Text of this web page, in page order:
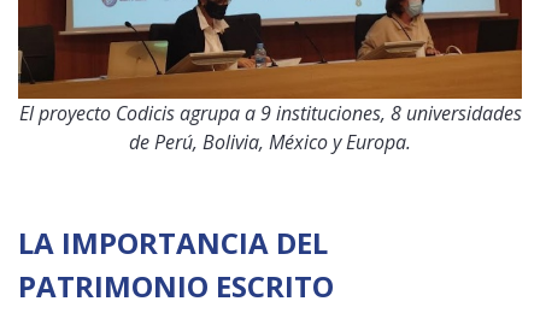
El proyecto Codicis agrupa a 9 instituciones, 8 universidades
de Perú, Bolivia, México y Europa.
LA IMPORTANCIA DEL
PATRIMONIO ESCRITO